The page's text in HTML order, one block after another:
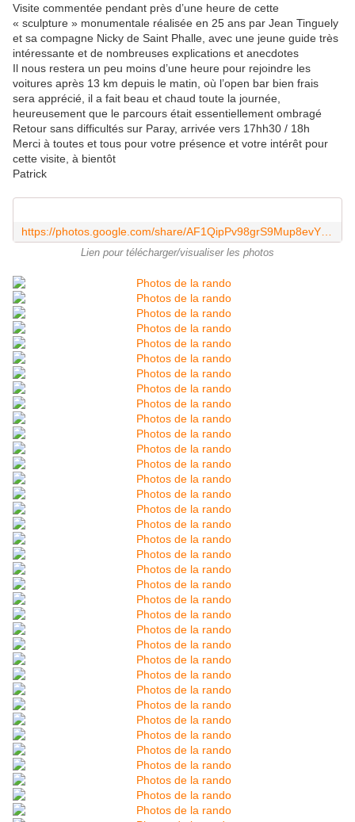
Visite commentée pendant près d’une heure de cette
« sculpture » monumentale réalisée en 25 ans par Jean Tinguely
et sa compagne Nicky de Saint Phalle, avec une jeune guide très
intéressante et de nombreuses explications et anecdotes
Il nous restera un peu moins d’une heure pour rejoindre les
voitures après 13 km depuis le matin, où l’open bar bien frais
sera apprécié, il a fait beau et chaud toute la journée,
heureusement que le parcours était essentiellement ombragé
Retour sans difficultés sur Paray, arrivée vers 17hh30 / 18h
Merci à toutes et tous pour votre présence et votre intérêt pour
cette visite, à bientôt
Patrick
Lien pour télécharger/visualiser les photos